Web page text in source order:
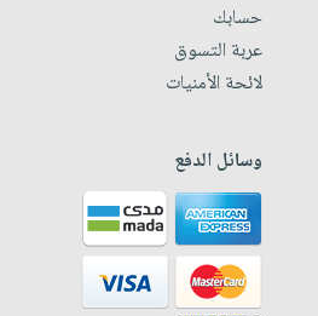
حسابك
عربة التسوق
لائحة الأمنيات
وسائل الدفع